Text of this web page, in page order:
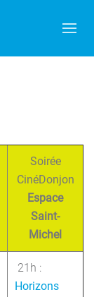
Soirée
CinéDonjon
Espace
Saint-
Michel
21h :
Horizons